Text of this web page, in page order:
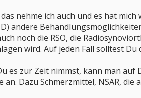
nehme ich auch und es hat
andere
noch die RSO, die
wird. Auf jeden Fall solltest Du
es zur Zeit nimmst, kann man
Dazu Schmerzmittel, NSAR, die